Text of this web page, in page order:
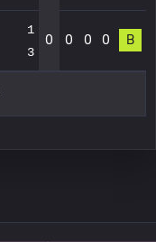
1
3
0 0 0 0 В